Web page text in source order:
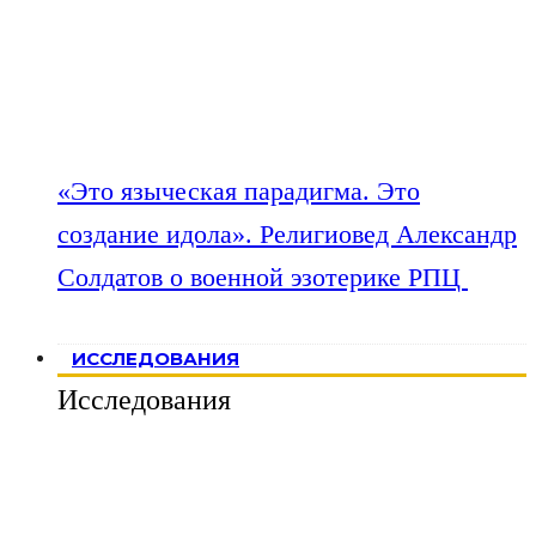
«Это языческая парадигма. Это
создание идола». Религиовед Александр
Солдатов о военной эзотерике РПЦ
ИССЛЕДОВАНИЯ
Исследования